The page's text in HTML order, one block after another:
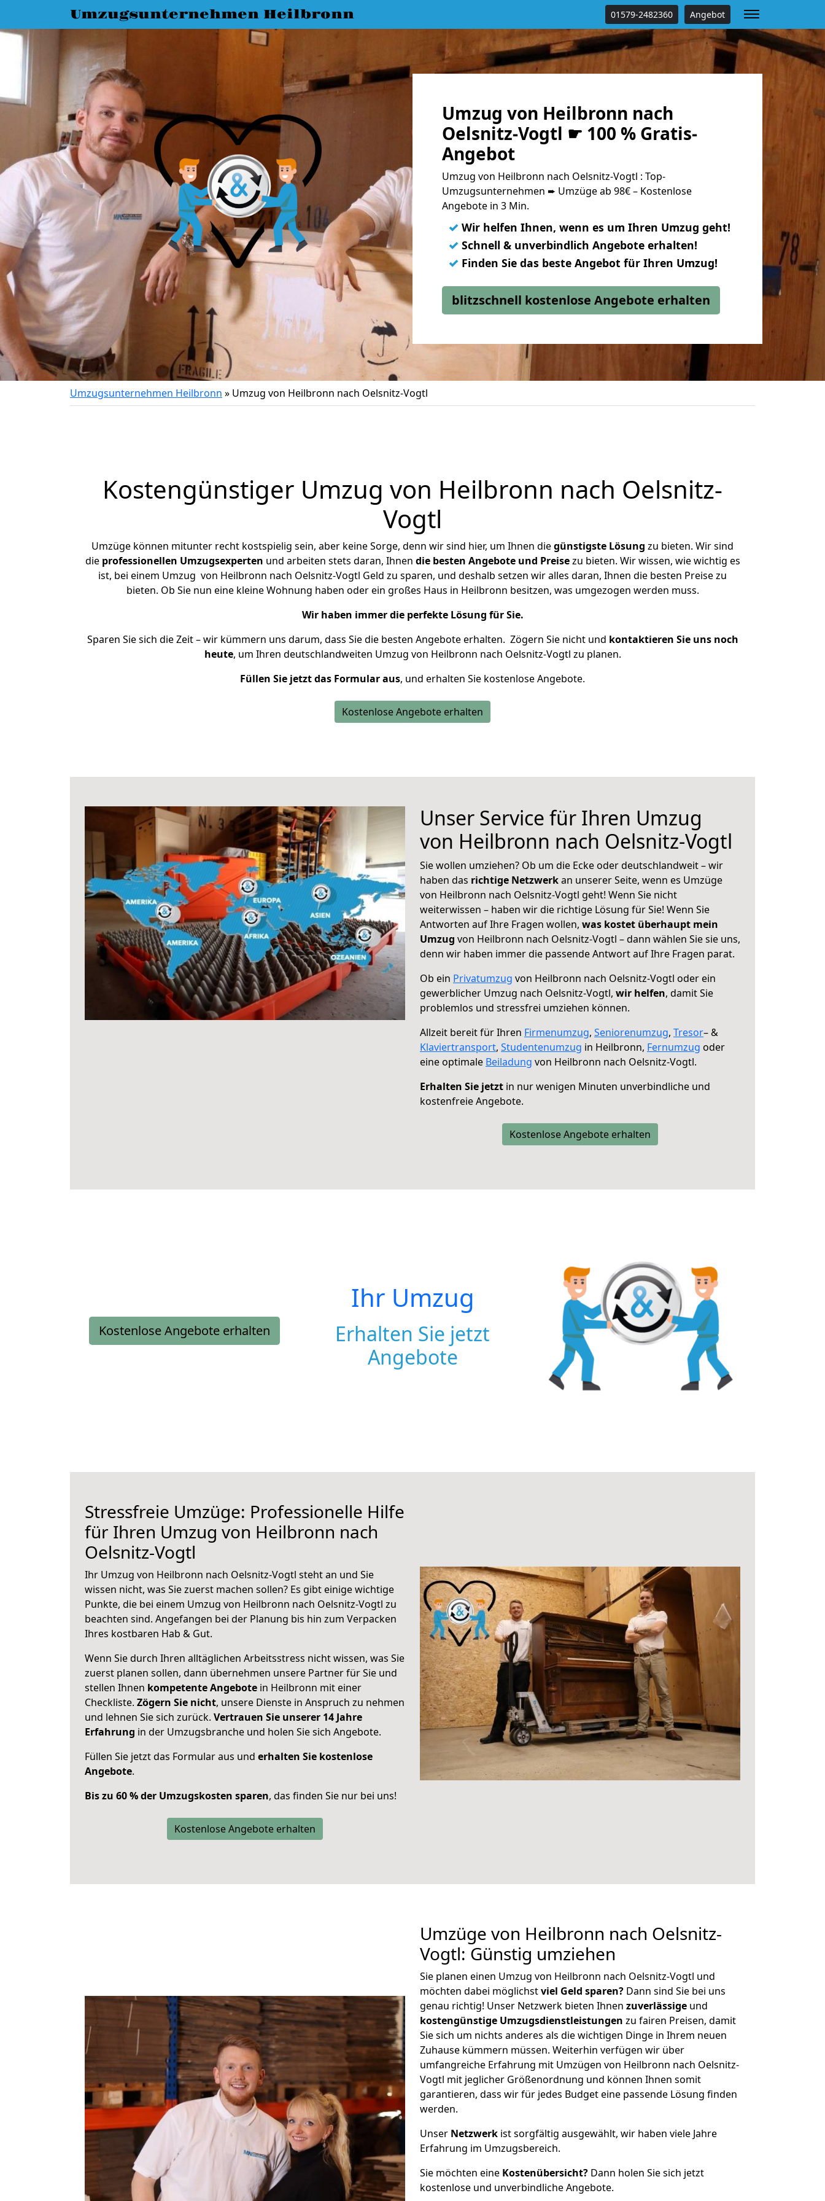
Umzugsunternehmen Heilbronn 01579-2482360 Angebot
Umzug von Heilbronn nach
Oelsnitz-Vogtl ☛ 100 % Gratis-
Angebot
Umzug von Heilbronn nach Oelsnitz-Vogtl : Top-
Umzugsunternehmen ➨ Umzüge ab 98€ – Kostenlose
Angebote in 3 Min.
✓ Wir helfen Ihnen, wenn es um Ihren Umzug geht!
✓ Schnell & unverbindlich Angebote erhalten!
✓ Finden Sie das beste Angebot für Ihren Umzug!
blitzschnell kostenlose Angebote erhalten
Umzugsunternehmen Heilbronn » Umzug von Heilbronn nach Oelsnitz-Vogtl
Kostengünstiger Umzug von Heilbronn nach Oelsnitz-
Vogtl
Umzüge können mitunter recht kostspielig sein, aber keine Sorge, denn wir sind hier, um Ihnen diegünstigste Lösung zu bieten. Wir sind
die professionellen Umzugsexperten und arbeiten stets daran, Ihnen die besten Angebote und Preisezu bieten. Wir wissen, wie wichtig es
ist, bei einem Umzug von Heilbronn nach Oelsnitz-Vogtl Geld zu sparen, und deshalb setzen wir alles daran, Ihnen die besten Preise zu
bieten. Ob Sie nun eine kleine Wohnung haben oder ein großes Haus in Heilbronn besitzen, was umgezogen werden muss.
Wir haben immer die perfekte Lösung für Sie.
Sparen Sie sich die Zeit – wir kümmern uns darum, dass Sie die besten Angebote erhalten. Zögern Sie nicht und kontaktieren Sie uns noch
heute, um Ihren deutschlandweiten Umzug von Heilbronn nach Oelsnitz-Vogtl zu planen.
Füllen Sie jetzt das Formular aus, und erhalten Sie kostenlose Angebote.
Kostenlose Angebote erhalten
Unser Service für Ihren Umzug
von Heilbronn nach Oelsnitz-Vogtl
Sie wollen umziehen? Ob um die Ecke oder deutschlandweit – wir
haben das richtige Netzwerkan unserer Seite, wenn es Umzüge
von Heilbronn nach Oelsnitz-Vogtl geht! Wenn Sie nicht
weiterwissen – haben wir die richtige Lösung für Sie! Wenn Sie
Antworten auf Ihre Fragen wollen, was kostet überhaupt mein
Umzug von Heilbronn nach Oelsnitz-Vogtl – dann wählen Sie sie uns,
denn wir haben immer die passende Antwort auf Ihre Fragen parat.
Ob ein Privatumzug von Heilbronn nach Oelsnitz-Vogtl oder ein
gewerblicher Umzug nach Oelsnitz-Vogtl, wir helfen, damit Sie
problemlos und stressfrei umziehen können.
Allzeit bereit für Ihren Firmenumzug, Seniorenumzug, Tresor– &
Klaviertransport, Studentenumzug in Heilbronn, Fernumzug oder
eine optimale Beiladung von Heilbronn nach Oelsnitz-Vogtl.
Erhalten Sie jetzt in nur wenigen Minuten unverbindliche und
kostenfreie Angebote.
Kostenlose Angebote erhalten
Kostenlose Angebote erhalten
Ihr Umzug
Erhalten Sie jetzt
Angebote
Stressfreie Umzüge: Professionelle Hilfe
für Ihren Umzug von Heilbronn nach
Oelsnitz-Vogtl
Ihr Umzug von Heilbronn nach Oelsnitz-Vogtl steht an und Sie
wissen nicht, was Sie zuerst machen sollen? Es gibt einige wichtige
Punkte, die bei einem Umzug von Heilbronn nach Oelsnitz-Vogtl zu
beachten sind. Angefangen bei der Planung bis hin zum Verpacken
Ihres kostbaren Hab & Gut.
Wenn Sie durch Ihren alltäglichen Arbeitsstress nicht wissen, was Sie
zuerst planen sollen, dann übernehmen unsere Partner für Sie und
stellen Ihnen kompetente Angebote in Heilbronn mit einer
Checkliste. Zögern Sie nicht, unsere Dienste in Anspruch zu nehmen
und lehnen Sie sich zurück. Vertrauen Sie unserer 14 Jahre
Erfahrung in der Umzugsbranche und holen Sie sich Angebote.
Füllen Sie jetzt das Formular aus und erhalten Sie kostenlose
Angebote.
Bis zu 60 % der Umzugskosten sparen, das finden Sie nur bei uns!
Kostenlose Angebote erhalten
Umzüge von Heilbronn nach Oelsnitz-
Vogtl: Günstig umziehen
Sie planen einen Umzug von Heilbronn nach Oelsnitz-Vogtl und
möchten dabei möglichstviel Geld sparen? Dann sind Sie bei uns
genau richtig! Unser Netzwerk bieten Ihnen zuverlässige und
kostengünstige Umzugsdienstleistungen zu fairen Preisen, damit
Sie sich um nichts anderes als die wichtigen Dinge in Ihrem neuen
Zuhause kümmern müssen. Weiterhin verfügen wir über
umfangreiche Erfahrung mit Umzügen von Heilbronn nach Oelsnitz-
Vogtl mit jeglicher Größenordnung und können Ihnen somit
garantieren, dass wir für jedes Budget eine passende Lösung finden
werden.
Unser Netzwerk ist sorgfältig ausgewählt, wir haben viele Jahre
Erfahrung im Umzugsbereich.
Sie möchten eine Kostenübersicht? Dann holen Sie sich jetzt
kostenlose und unverbindliche Angebote.